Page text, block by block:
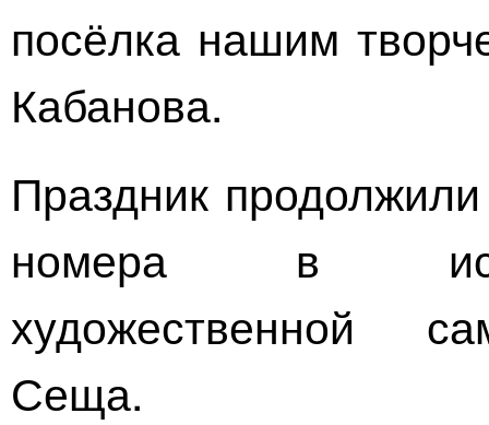
посёлка нашим
Кабанова.
Праздник
номера в
художественной
Сеща.